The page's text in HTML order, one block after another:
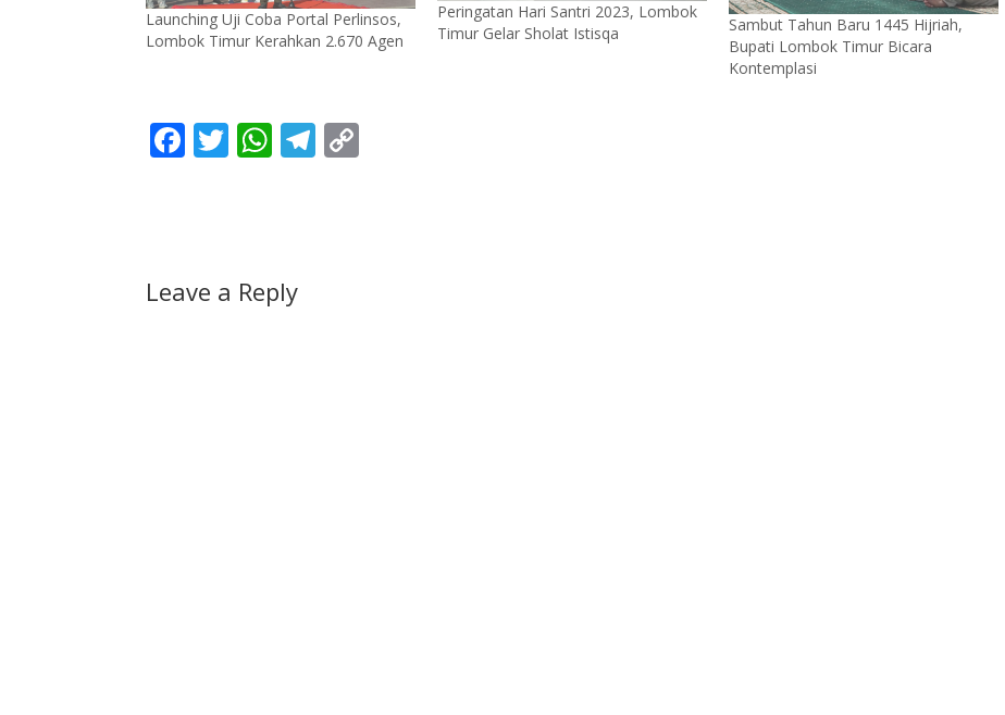
Launching Uji Coba Portal Perlinsos,
Lombok Timur Kerahkan 2.670 Agen
Peringatan Hari Santri 2023, Lombok
Timur Gelar Sholat Istisqa
Sambut Tahun Baru 1445 Hijriah,
Bupati Lombok Timur Bicara
Kontemplasi
F
o
o
T W
A
p
T
Leave a Reply